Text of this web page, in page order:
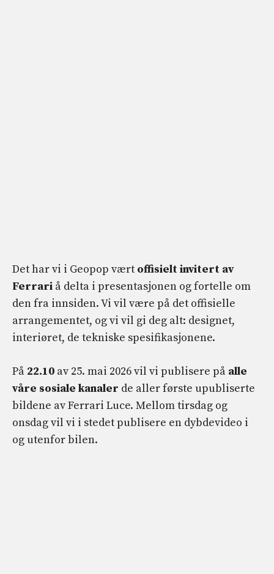
Det har vi i Geopop vært offisielt invitert av
Ferrari å delta i presentasjonen og fortelle om
den fra innsiden. Vi vil være på det offisielle
arrangementet, og vi vil gi deg alt: designet,
interiøret, de tekniske spesifikasjonene.
På 22.10 av 25. mai 2026 vil vi publisere på alle
våre sosiale kanaler de aller første upubliserte
bildene av Ferrari Luce. Mellom tirsdag og
onsdag vil vi i stedet publisere en dybdevideo i
og utenfor bilen.